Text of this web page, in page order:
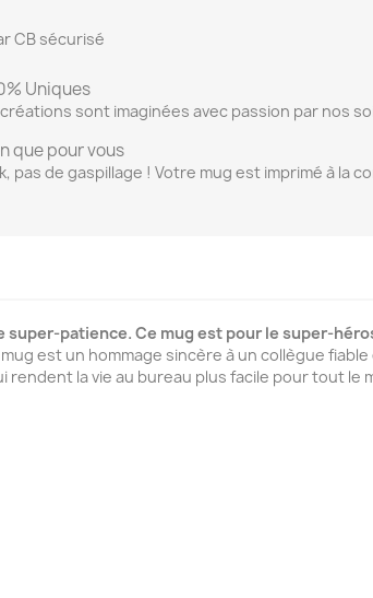
CB sécurisé
Uniques
sont imaginées avec passion par nos
que pour vous
pas de gaspillage ! Votre mug est imprimé à la
patience. Ce mug est pour le super-
est un hommage sincère à un collègue
la vie au bureau plus facile pour tout le